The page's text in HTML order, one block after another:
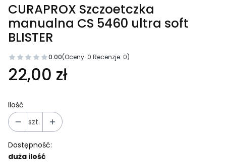
CURAPROX Szczoetczka
manualna CS 5460 ultra soft
BLISTER
0.00(Oceny: 0 Recenzje: 0)
22,00 zł
Ilość
szt.
Dostępność:
duża ilość